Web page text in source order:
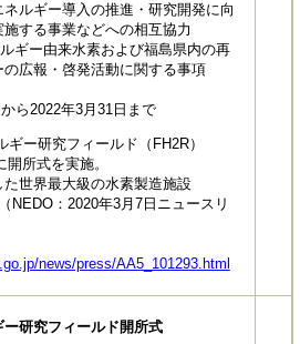
ルギー導入の推進・研究開発に向
する事業などへの相互協力
ギー由来水素および福島県内の再
広報・啓発活動に関する事項
ら2022年3月31日まで
ー研究フィールド（FH2R）
所式を実施。
世界最大級の水素製造施設
NEDO：2020年3月7日ニュースリ
news/press/AA5_101293.html
研究フィールド開所式